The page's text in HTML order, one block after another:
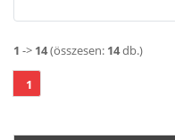
1 -> 14(összesen: 14db.)
1